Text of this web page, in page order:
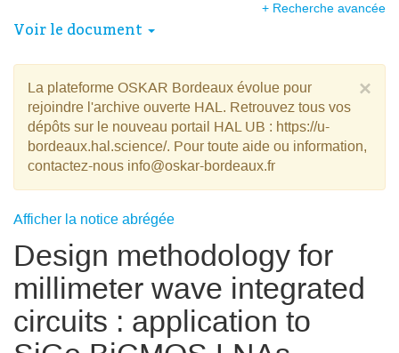
+ Recherche avancée
Voir le document
×
La plateforme OSKAR Bordeaux évolue pour
rejoindre l'archive ouverte HAL. Retrouvez tous vos
dépôts sur le nouveau portail HAL UB : https://u-
bordeaux.hal.science/. Pour toute aide ou information,
contactez-nous info@oskar-bordeaux.fr
Afficher la notice abrégée
Design methodology for
millimeter wave integrated
circuits : application to